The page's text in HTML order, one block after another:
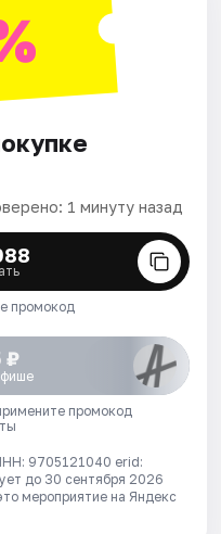
1 минуту назад
промокод
₽
промокод
9705121040 erid:
до 30 сентября 2026
мероприятие на Яндекс